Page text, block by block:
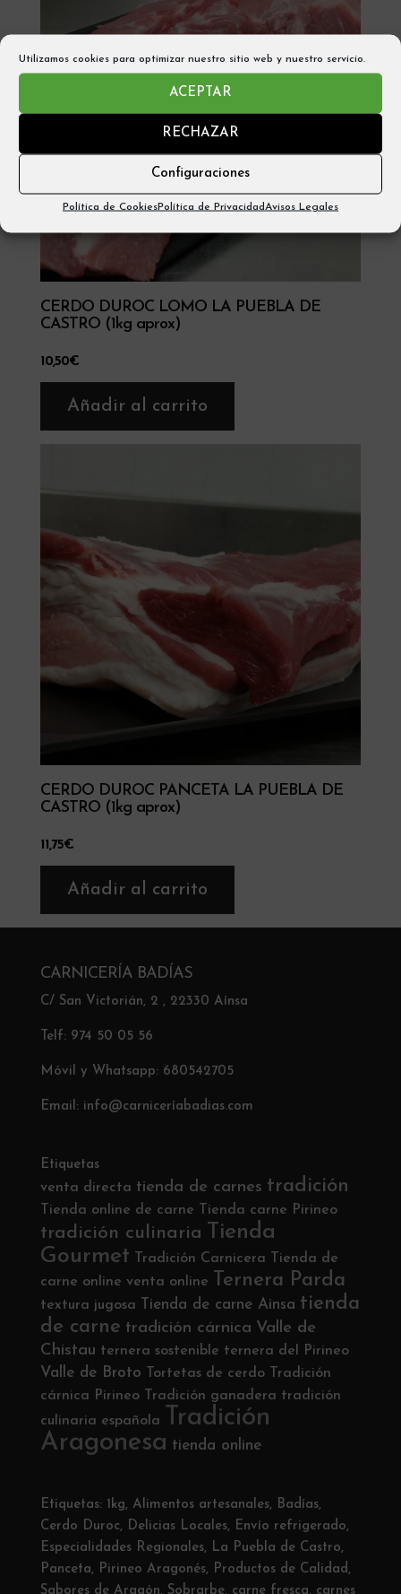
Utilizamos cookies para optimizar nuestro sitio web y nuestro servicio.
ACEPTAR
RECHAZAR
Configuraciones
Política de CookiesPolítica de Privacidad Avisos Legales
CERDO DUROC LOMO LA PUEBLA DE
CASTRO (1kg aprox)
10,50€
Añadir al carrito
CERDO DUROC PANCETA LA PUEBLA DE
CASTRO (1kg aprox)
11,75€
Añadir al carrito
CARNICERÍA BADÍAS
C/ San Victorián, 2 , 22330 Aínsa
Telf: 974 50 05 56
Móvil y Whatsapp: 680542705
Email: info@carniceríabadias.com
Etiquetas
venta directa tienda de carnes tradición
Tienda online de carne Tienda carne Pirineo
tradición culinaria
Tienda
Gourmet
Tradición Carnicera
Tienda de
carne online venta online Ternera Parda
textura jugosa Tienda de carne Ainsa tienda
de carne tradición cárnica Valle de
Chistau ternera sostenible ternera del Pirineo
Valle de Broto Tortetas de cerdo
Tradición
cárnica Pirineo
Tradición ganadera tradición
culinaria española
Tradición
Aragonesa tienda online
Etiquetas: 1kg, Alimentos artesanales, Badías,
Cerdo Duroc, Delicias Locales, Envío refrigerado,
Especialidades Regionales, La Puebla de Castro,
Panceta, Pirineo Aragonés, Productos de Calidad,
Sabores de Aragón, Sobrarbe, carne fresca, carnes